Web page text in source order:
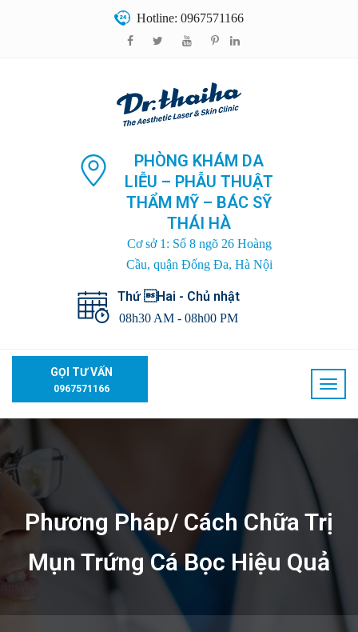
Hotline: 0967571166
PHÒNG KHÁM DA
LIỄU – PHẪU THUẬT
THẨM MỸ – BÁC SỸ
THÁI HÀ
Cơ sở 1: Số 8 ngõ 26 Hoàng
Cầu, quận Đống Đa, Hà Nội
Thứ Hai - Chủ nhật
08h30 AM - 08h00 PM
GỌI TƯ VẤN
0967571166
Phương Pháp/ Cách Chữa Trị
Mụn Trứng Cá Bọc Hiệu Quả